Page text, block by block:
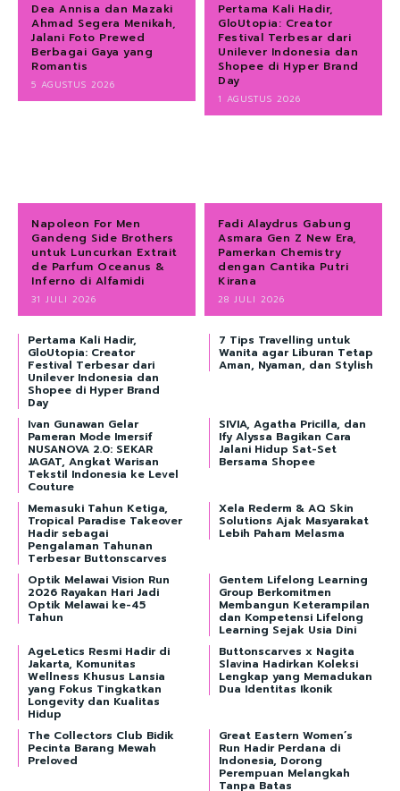
Dea Annisa dan Mazaki
Ahmad Segera Menikah,
Jalani Foto Prewed
Berbagai Gaya yang
Romantis
5 AGUSTUS 2026
Pertama Kali Hadir,
GloUtopia: Creator
Festival Terbesar dari
Unilever Indonesia dan
Shopee di Hyper Brand
Day
1 AGUSTUS 2026
Napoleon For Men
Gandeng Side Brothers
untuk Luncurkan Extrait
de Parfum Oceanus &
Inferno di Alfamidi
31 JULI 2026
Fadi Alaydrus Gabung
Asmara Gen Z New Era,
Pamerkan Chemistry
dengan Cantika Putri
Kirana
28 JULI 2026
Pertama Kali Hadir,
GloUtopia: Creator
Festival Terbesar dari
Unilever Indonesia dan
Shopee di Hyper Brand
Day
7 Tips Travelling untuk
Wanita agar Liburan Tetap
Aman, Nyaman, dan Stylish
Ivan Gunawan Gelar
Pameran Mode Imersif
NUSANOVA 2.0: SEKAR
JAGAT, Angkat Warisan
Tekstil Indonesia ke Level
Couture
SIVIA, Agatha Pricilla, dan
Ify Alyssa Bagikan Cara
Jalani Hidup Sat-Set
Bersama Shopee
Memasuki Tahun Ketiga,
Tropical Paradise Takeover
Hadir sebagai
Pengalaman Tahunan
Terbesar Buttonscarves
Xela Rederm & AQ Skin
Solutions Ajak Masyarakat
Lebih Paham Melasma
Optik Melawai Vision Run
2026 Rayakan Hari Jadi
Optik Melawai ke-45
Tahun
Gentem Lifelong Learning
Group Berkomitmen
Membangun Keterampilan
dan Kompetensi Lifelong
Learning Sejak Usia Dini
AgeLetics Resmi Hadir di
Jakarta, Komunitas
Wellness Khusus Lansia
yang Fokus Tingkatkan
Longevity dan Kualitas
Hidup
Buttonscarves x Nagita
Slavina Hadirkan Koleksi
Lengkap yang Memadukan
Dua Identitas Ikonik
The Collectors Club Bidik
Pecinta Barang Mewah
Preloved
Great Eastern Women’s
Run Hadir Perdana di
Indonesia, Dorong
Perempuan Melangkah
Tanpa Batas